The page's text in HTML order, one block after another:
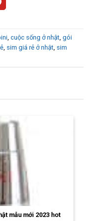
cuộc sống ở nhật gói
sim giá rẻ ở nhật sim
mẫu mới 2023 hot